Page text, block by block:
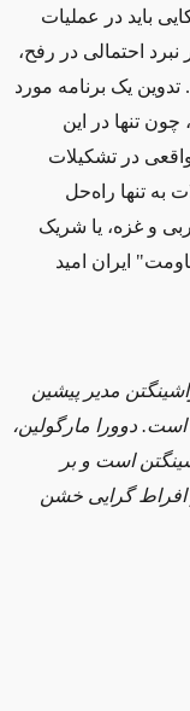
باید در عملیات
نبرد احتمالی در رفح،
تدوین یک برنامه مورد
تنها در این
در تشکیلات
به تنها راه‌حل
و غزه، یا شریک
ایران امید
مدیر پیشین
دوورا مارگولین،
است و بر
افراط ‌گرایی خشن